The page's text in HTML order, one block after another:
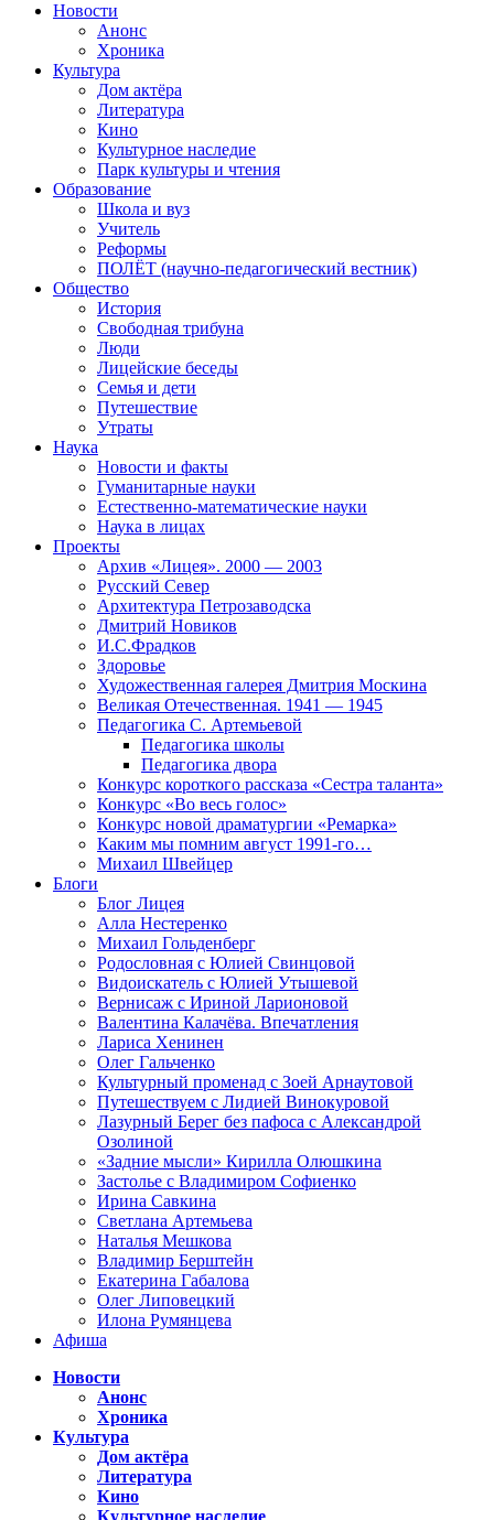
Новости
Анонс
Хроника
Культура
Дом актёра
Литература
Кино
Культурное наследие
Парк культуры и чтения
Образование
Школа и вуз
Учитель
Реформы
ПОЛЁТ (научно-педагогический вестник)
Общество
История
Свободная трибуна
Люди
Лицейские беседы
Семья и дети
Путешествие
Утраты
Наука
Новости и факты
Гуманитарные науки
Естественно-математические науки
Наука в лицах
Проекты
Архив «Лицея». 2000 — 2003
Русский Север
Архитектура Петрозаводска
Дмитрий Новиков
И.С.Фрадков
Здоровье
Художественная галерея Дмитрия Москина
Великая Отечественная. 1941 — 1945
Педагогика С. Артемьевой
Педагогика школы
Педагогика двора
Конкурс короткого рассказа «Сестра таланта»
Конкурс «Во весь голос»
Конкурс новой драматургии «Ремарка»
Каким мы помним август 1991-го…
Михаил Швейцер
Блоги
Блог Лицея
Алла Нестеренко
Михаил Гольденберг
Родословная с Юлией Свинцовой
Видоискатель с Юлией Утышевой
Вернисаж с Ириной Ларионовой
Валентина Калачёва. Впечатления
Лариса Хенинен
Олег Гальченко
Культурный променад с Зоей Арнаутовой
Путешествуем с Лидией Винокуровой
Лазурный Берег без пафоса с Александрой
Озолиной
«Задние мысли» Кирилла Олюшкина
Застолье с Владимиром Софиенко
Ирина Савкина
Светлана Артемьева
Наталья Мешкова
Владимир Берштейн
Екатерина Габалова
Олег Липовецкий
Илона Румянцева
Афиша
Новости
Анонс
Хроника
Культура
Дом актёра
Литература
Кино